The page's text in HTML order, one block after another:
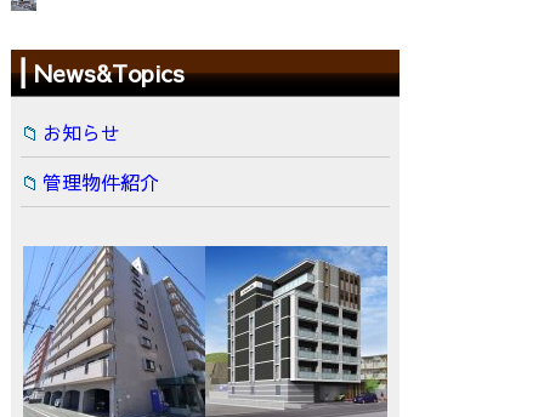
News&Topics
お知らせ
管理物件紹介